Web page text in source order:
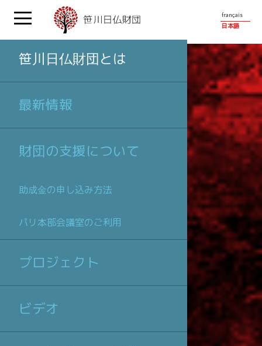
français
日本語
笹川日仏財団とは
最新情報
財団の支援について
助成金の申し込み方法
パリ本部会議室のご利用
プロジェクト
ビデオ